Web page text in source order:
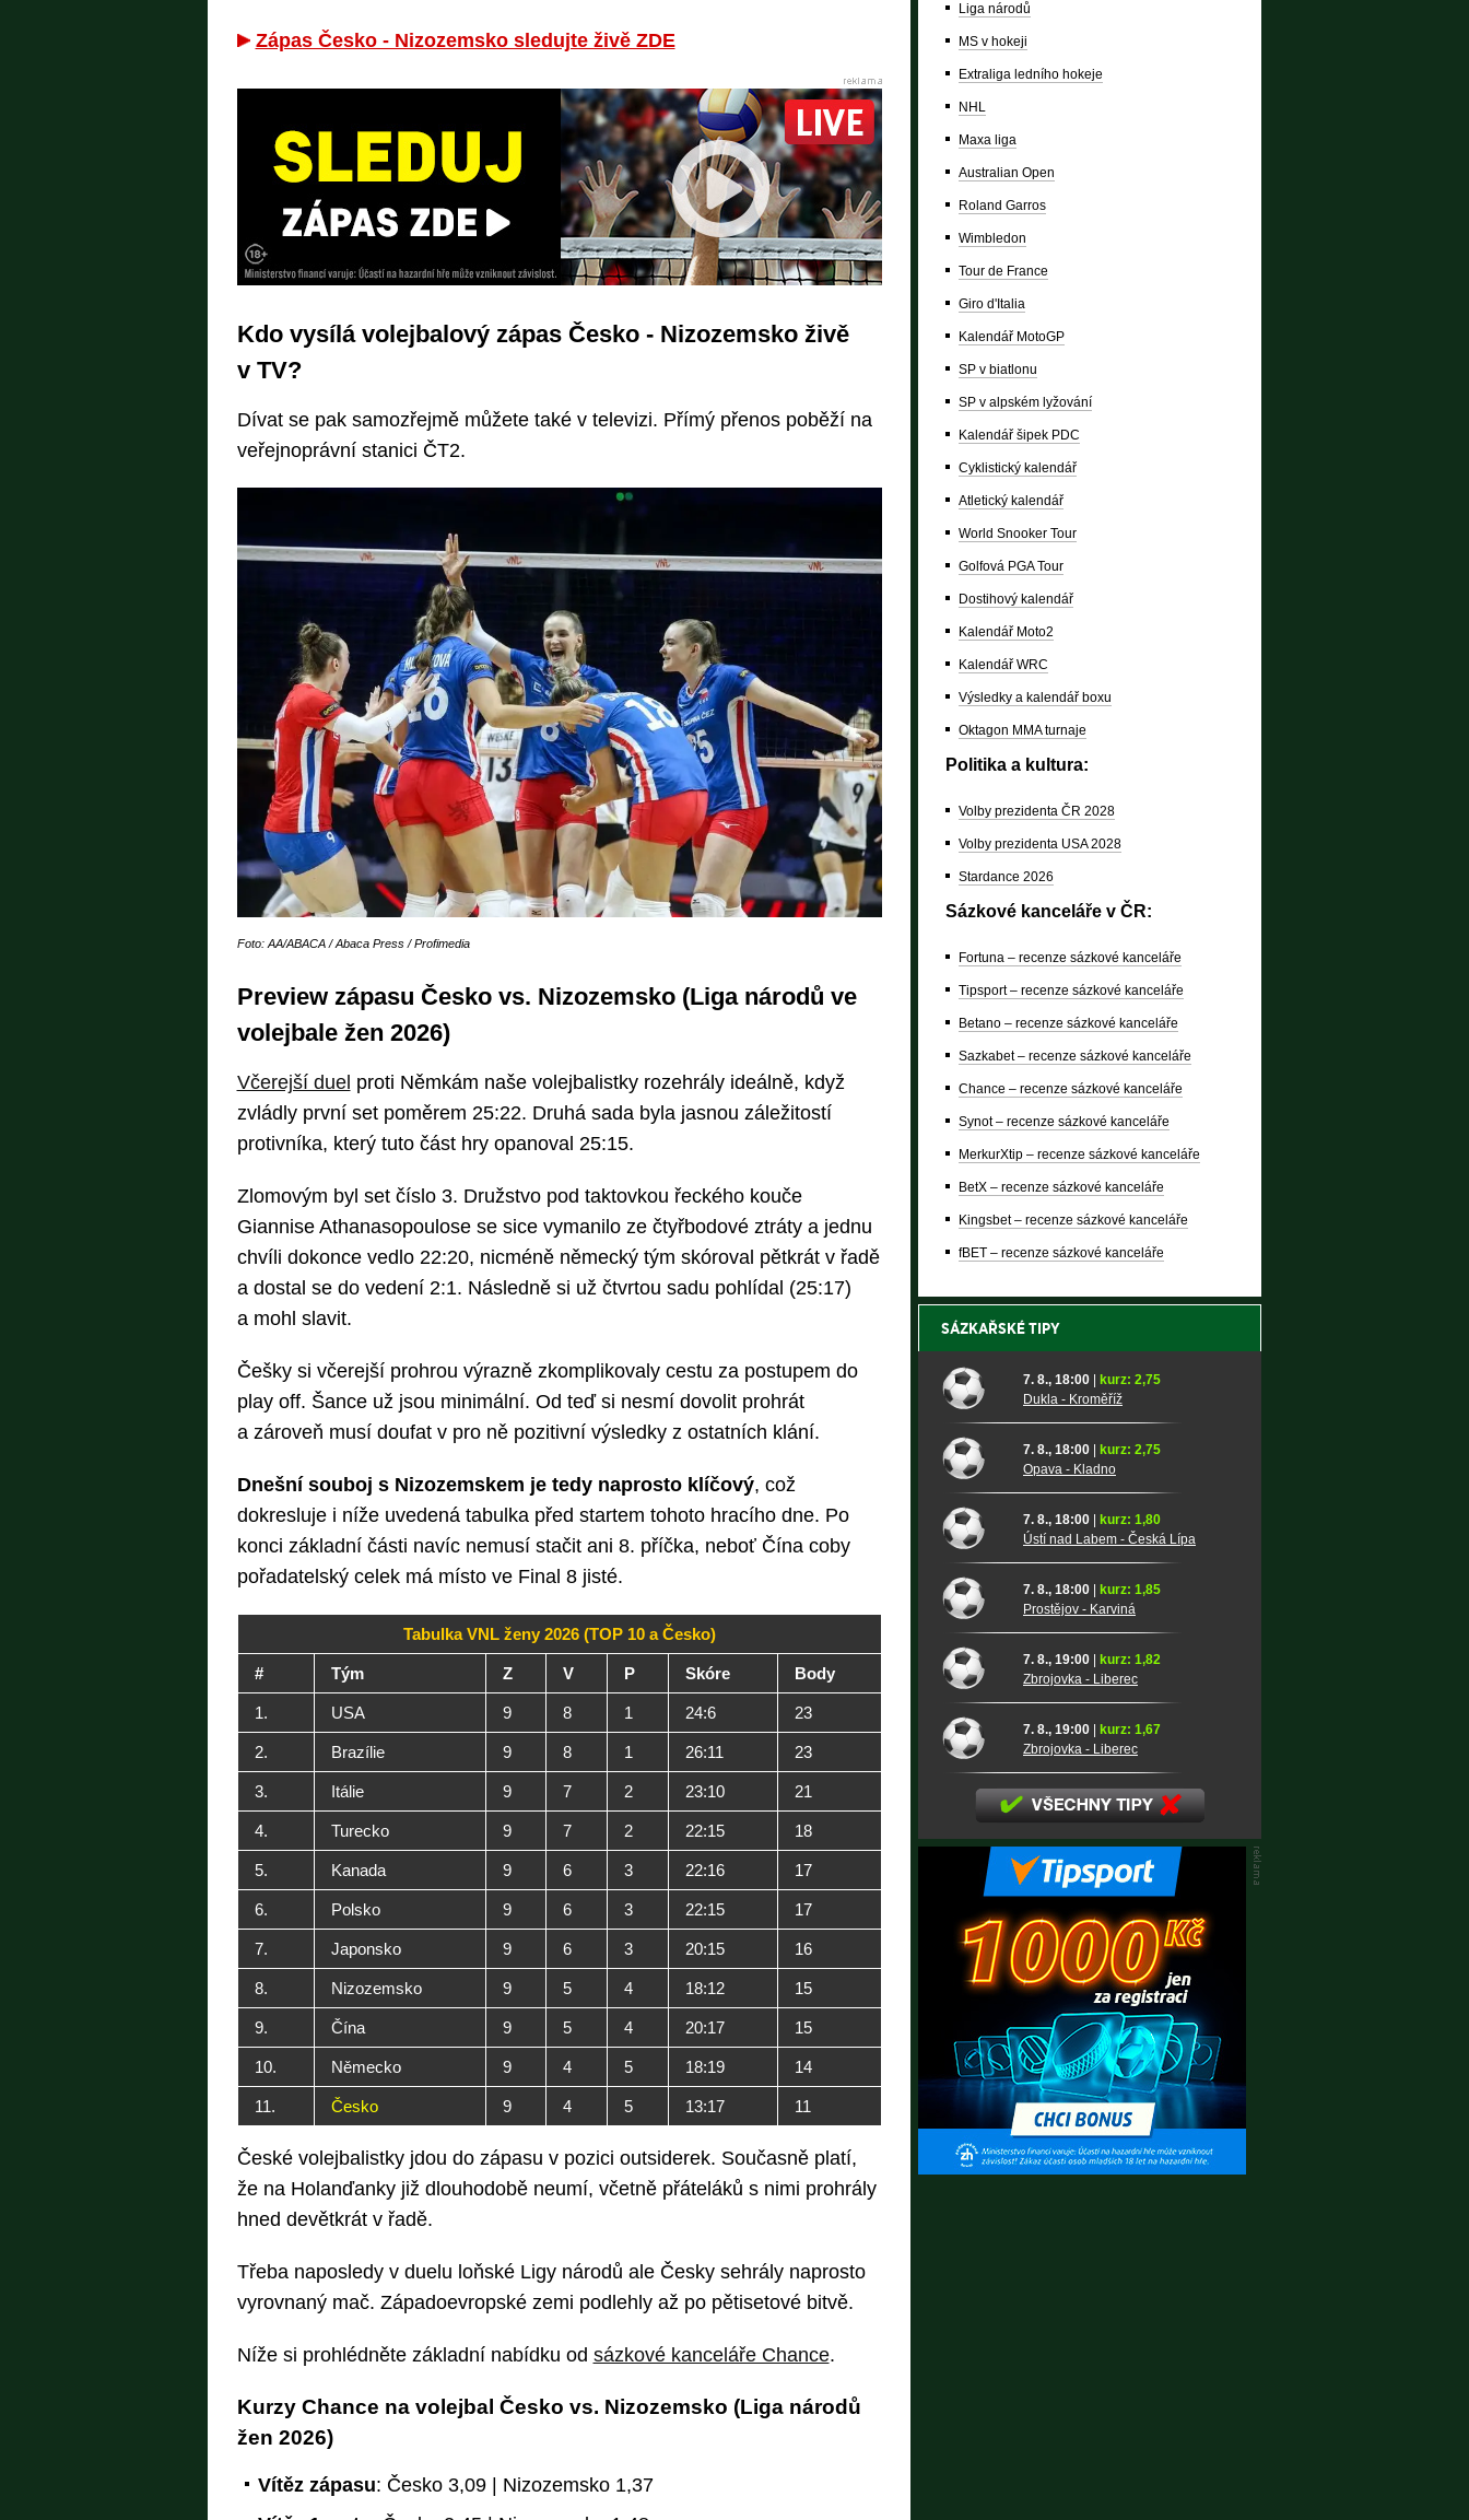
Zápas Česko - Nizozemsko sledujte živě ZDE
Kdo vysílá volejbalový zápas Česko - Nizozemsko živě
v TV?
Dívat se pak samozřejmě můžete také v televizi. Přímý přenos poběží na
veřejnoprávní stanici ČT2.
Foto: AA/ABACA / Abaca Press / Profimedia
Preview zápasu Česko vs. Nizozemsko (Liga národů ve
volejbale žen 2026)
Včerejší duel proti Němkám naše volejbalistky rozehrály ideálně, když
zvládly první set poměrem 25:22. Druhá sada byla jasnou záležitostí
protivníka, který tuto část hry opanoval 25:15.
Zlomovým byl set číslo 3. Družstvo pod taktovkou řeckého kouče
Giannise Athanasopoulose se sice vymanilo ze čtyřbodové ztráty a jednu
chvíli dokonce vedlo 22:20, nicméně německý tým skóroval pětkrát v řadě
a dostal se do vedení 2:1. Následně si už čtvrtou sadu pohlídal (25:17)
a mohl slavit.
Češky si včerejší prohrou výrazně zkomplikovaly cestu za postupem do
play off. Šance už jsou minimální. Od teď si nesmí dovolit prohrát
a zároveň musí doufat v pro ně pozitivní výsledky z ostatních klání.
Dnešní souboj s Nizozemskem je tedy naprosto klíčový, což
dokresluje i níže uvedená tabulka před startem tohoto hracího dne. Po
konci základní části navíc nemusí stačit ani 8. příčka, neboť Čína coby
pořadatelský celek má místo ve Final 8 jisté.
Tabulka VNL ženy 2026 (TOP 10 a Česko)
# Tým Z V P Skóre Body
1. USA 9 8 1 24:6 23
2. Brazílie 9 8 1 26:11 23
3. Itálie 9 7 2 23:10 21
4. Turecko 9 7 2 22:15 18
5. Kanada 9 6 3 22:16 17
6. Polsko 9 6 3 22:15 17
7. Japonsko 9 6 3 20:15 16
8. Nizozemsko 9 5 4 18:12 15
9. Čína 9 5 4 20:17 15
10. Německo 9 4 5 18:19 14
11. Česko 9 4 5 13:17 11
České volejbalistky jdou do zápasu v pozici outsiderek. Současně platí,
že na Holanďanky již dlouhodobě neumí, včetně přáteláků s nimi prohrály
hned devětkrát v řadě.
Třeba naposledy v duelu loňské Ligy národů ale Česky sehrály naprosto
vyrovnaný mač. Západoevropské zemi podlehly až po pětisetové bitvě.
Níže si prohlédněte základní nabídku od sázkové kanceláře Chance.
Kurzy Chance na volejbal Česko vs. Nizozemsko (Liga národů
žen 2026)
Vítěz zápasu: Česko 3,09 | Nizozemsko 1,37
Liga národů
MS v hokeji
Extraliga ledního hokeje
NHL
Maxa liga
Australian Open
Roland Garros
Wimbledon
Tour de France
Giro d'Italia
Kalendář MotoGP
SP v biatlonu
SP v alpském lyžování
Kalendář šipek PDC
Cyklistický kalendář
Atletický kalendář
World Snooker Tour
Golfová PGA Tour
Dostihový kalendář
Kalendář Moto2
Kalendář WRC
Výsledky a kalendář boxu
Oktagon MMA turnaje
Politika a kultura:
Volby prezidenta ČR 2028
Volby prezidenta USA 2028
Stardance 2026
Sázkové kanceláře v ČR:
Fortuna – recenze sázkové kanceláře
Tipsport – recenze sázkové kanceláře
Betano – recenze sázkové kanceláře
Sazkabet – recenze sázkové kanceláře
Chance – recenze sázkové kanceláře
Synot – recenze sázkové kanceláře
MerkurXtip – recenze sázkové kanceláře
BetX – recenze sázkové kanceláře
Kingsbet – recenze sázkové kanceláře
fBET – recenze sázkové kanceláře
SÁZKAŘSKÉ TIPY
7. 8., 18:00
kurz: 2,75
Dukla - Kroměříž
7. 8., 18:00
kurz: 2,75
Opava - Kladno
7. 8., 18:00
kurz: 1,80
Ústí nad Labem - Česká Lípa
7. 8., 18:00
kurz: 1,85
Prostějov - Karviná
7. 8., 19:00
kurz: 1,82
Zbrojovka - Liberec
7. 8., 19:00
kurz: 1,67
Zbrojovka - Liberec